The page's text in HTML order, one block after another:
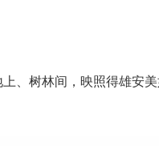
树林间，映照得雄安美